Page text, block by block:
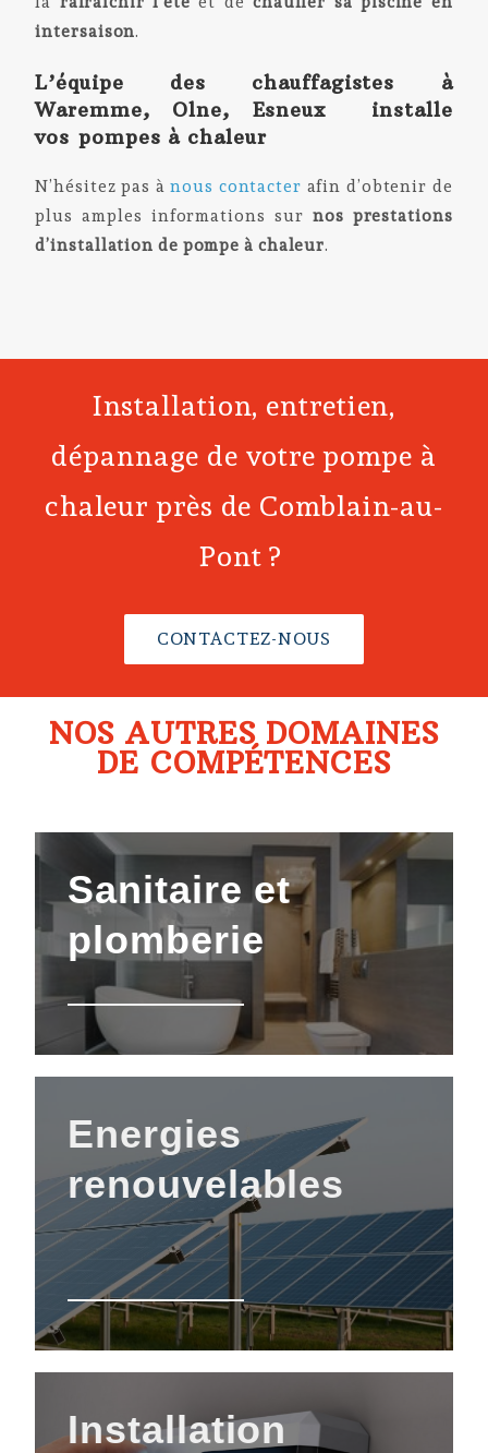
intersaison.
L’équipe des chauffagistes à
Waremme, Olne, Esneux installe
vospompes à chaleur
N’hésitez pas ànous contacter afin d’obtenir de
plus amples informations sur nos prestations
d’installation de pompe à chaleur.
Installation, entretien,
dépannage de votre pompe à
chaleur près de Comblain-au-
Pont?
CONTACTEZ-NOUS
NOS AUTRES DOMAINES
DE COMPÉTENCES
Sanitaire et
plomberie
Energies
renouvelables
Installation